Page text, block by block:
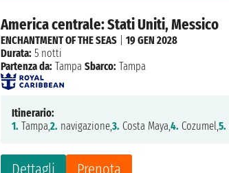
America centrale: Stati Uniti, Messico
ENCHANTMENT OF THE SEAS |19 GEN 2028
Durata: 5 notti
Partenza da: Tampa Sbarco: Tampa
Itinerario:
1. Tampa,2. navigazione,3. Costa Maya,4. Cozumel,5.